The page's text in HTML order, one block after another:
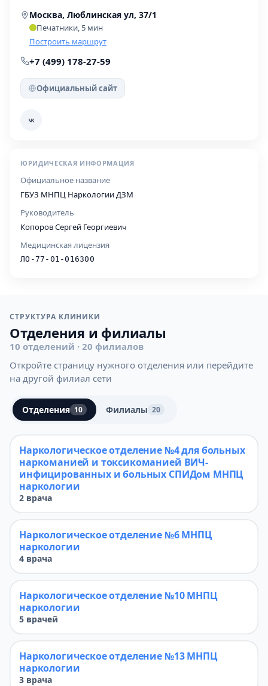
Москва, Люблинская ул, 37/1
Печатники, 5 мин
Построить маршрут
+7 (499) 178-27-59
Официальный сайт
ЮРИДИЧЕСКАЯ ИНФОРМАЦИЯ
Официальное название
ГБУЗ МНПЦ Наркологии ДЗМ
Руководитель
Копоров Сергей Георгиевич
Медицинская лицензия
ЛО-77-01-016300
СТРУКТУРА КЛИНИКИ
Отделения и филиалы
10 отделений · 20 филиалов
Откройте страницу нужного отделения или перейдите
на другой филиал сети
Отделения 10 Филиалы 20
Наркологическое отделение №4 для больных
наркоманией и токсикоманией ВИЧ-
инфицированных и больных СПИДом МНПЦ
наркологии
2 врача
Наркологическое отделение №6 МНПЦ
наркологии
4 врача
Наркологическое отделение №10 МНПЦ
наркологии
5 врачей
Наркологическое отделение №13 МНПЦ
наркологии
3 врача